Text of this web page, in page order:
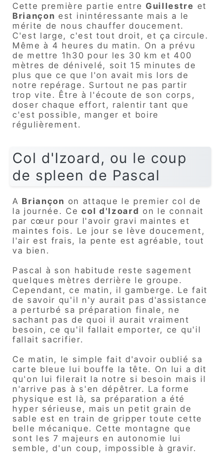
Cette première partie entre Guillestre et
Briançon est inintéressante mais a le
mérite de nous chauffer doucement.
C'est large, c'est tout droit, et ça circule.
Même à 4 heures du matin. On a prévu
de mettre 1h30 pour les 30 km et 400
mètres de dénivelé, soit 15 minutes de
plus que ce que l'on avait mis lors de
notre repérage. Surtout ne pas partir
trop vite. Être à l'écoute de son corps,
doser chaque effort, ralentir tant que
c'est possible, manger et boire
régulièrement.
Col d'Izoard, ou le coup
de spleen de Pascal
A Briançon on attaque le premier col de
la journée. Cecol d'Izoard on le connait
par cœur pour l'avoir gravi maintes et
maintes fois. Le jour se lève doucement,
l'air est frais, la pente est agréable, tout
va bien.
Pascal à son habitude reste sagement
quelques mètres derrière le groupe.
Cependant, ce matin, il gamberge. Le fait
de savoir qu'il n'y aurait pas d'assistance
a perturbé sa préparation finale, ne
sachant pas de quoi il aurait vraiment
besoin, ce qu'il fallait emporter, ce qu'il
fallait sacrifier.
Ce matin, le simple fait d'avoir oublié sa
carte bleue lui bouffe la tête. On lui a dit
qu'on lui filerait la notre si besoin mais il
n'arrive pas à s'en dépêtrer. La forme
physique est là, sa préparation a été
hyper sérieuse, mais un petit grain de
sable est en train de gripper toute cette
belle mécanique. Cette montagne que
sont les 7 majeurs en autonomie lui
semble, d'un coup, impossible à gravir.